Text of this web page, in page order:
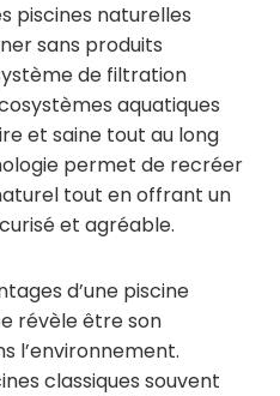
piscines naturelles
sans produits
de filtration
aquatiques
et saine tout au long
permet de recréer
tout en offrant un
et agréable.
d’une piscine
révèle être son
l’environnement.
classiques souvent